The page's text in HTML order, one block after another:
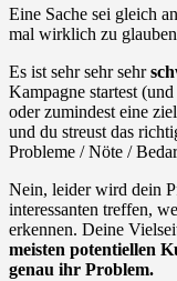
Eine Sache sei gleich
mal wirklich zu
Es ist sehr sehr sehr
Kampagne startest
oder zumindest eine
und du streust das
Probleme / Nöte /
Nein, leider wird dein
interessanten treffen,
erkennen. Deine
meisten potentiellen
genau ihr Problem.